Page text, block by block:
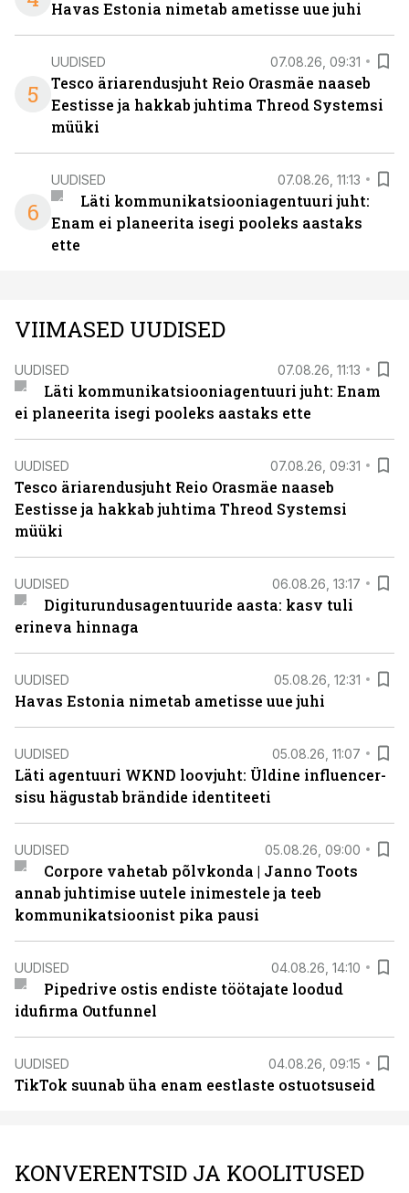
Havas Estonia nimetab ametisse uue juhi
5
UUDISED 07.08.26, 09:31
Tesco äriarendusjuht Reio Orasmäe naaseb
Eestisse ja hakkab juhtima Threod Systemsi
müüki
6
UUDISED 07.08.26, 11:13
Läti kommunikatsiooniagentuuri juht:
Enam ei planeerita isegi pooleks aastaks
ette
VIIMASED UUDISED
UUDISED 07.08.26, 11:13
Läti kommunikatsiooniagentuuri juht: Enam
ei planeerita isegi pooleks aastaks ette
UUDISED 07.08.26, 09:31
Tesco äriarendusjuht Reio Orasmäe naaseb
Eestisse ja hakkab juhtima Threod Systemsi
müüki
UUDISED 06.08.26, 13:17
Digiturundusagentuuride aasta: kasv tuli
erineva hinnaga
UUDISED 05.08.26, 12:31
Havas Estonia nimetab ametisse uue juhi
UUDISED 05.08.26, 11:07
Läti agentuuri WKND loovjuht: Üldine influencer-
sisu hägustab brändide identiteeti
UUDISED 05.08.26, 09:00
Corpore vahetab põlvkonda | Janno Toots
annab juhtimise uutele inimestele ja teeb
kommunikatsioonist pika pausi
UUDISED 04.08.26, 14:10
Pipedrive ostis endiste töötajate loodud
idufirma Outfunnel
UUDISED 04.08.26, 09:15
TikTok suunab üha enam eestlaste ostuotsuseid
KONVERENTSID JA KOOLITUSED